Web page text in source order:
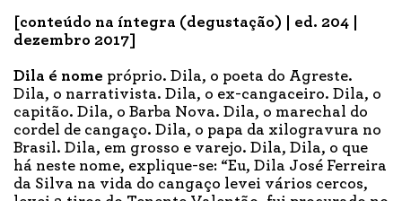
[conteúdo na íntegra (degustação) | ed. 204 |
dezembro 2017]
Dila é nome próprio. Dila, o poeta do Agreste.
Dila, o narrativista. Dila, o ex-cangaceiro. Dila, o
capitão. Dila, o Barba Nova. Dila, o marechal do
cordel de cangaço. Dila, o papa da xilogravura no
Brasil. Dila, em grosso e varejo. Dila, Dila, o que
há neste nome, explique-se: “Eu, Dila José Ferreira
da Silva na vida do cangaço levei vários cercos,